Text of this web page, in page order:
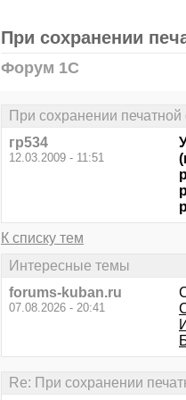
При сохранении
Форум 1С
При сохранении
гр534
12.03.2009 - 11:51
К списку тем
Интересные темы
forums-kuban.ru
07.08.2026 - 20:41
Re: При сохранении